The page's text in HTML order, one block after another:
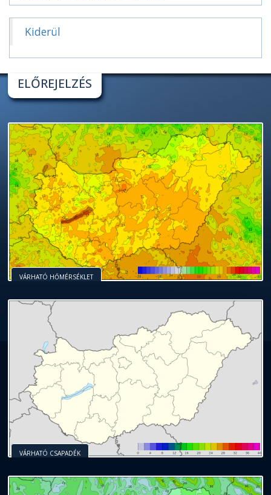
Kiderül
ELŐREJELZÉS
VÁRHATÓ HŐMÉRSÉKLET
VÁRHATÓ CSAPADÉK